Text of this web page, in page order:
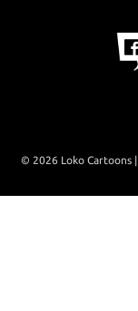
© 2026 Loko Cartoons |